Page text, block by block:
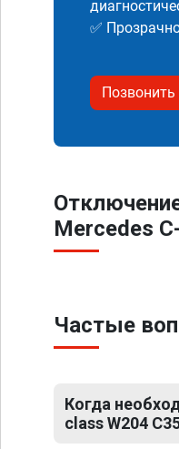
✅
Позвонить
Mercedes
Частые
Когда
class W204